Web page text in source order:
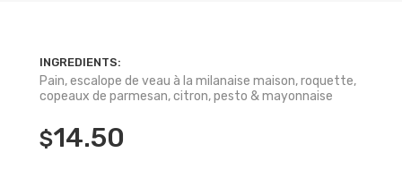
INGREDIENTS:
Pain, escalope de veau à la milanaise maison, roquette,
copeaux de parmesan, citron, pesto & mayonnaise
$14.50